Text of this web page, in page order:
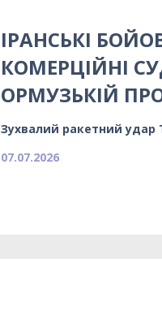
ІРАНСЬКІ
КОМЕРЦІЙНІ
ОРМУЗЬКІЙ
Зухвалий ракетний удар
07.07.2026